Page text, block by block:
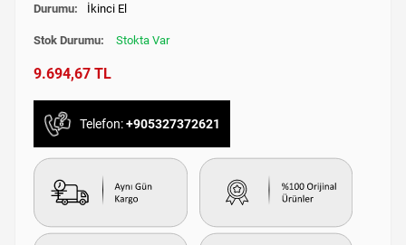
Durumu: İkinci El
Stok Durumu: Stokta Var
9.694,67 TL
Telefon:+905327372621